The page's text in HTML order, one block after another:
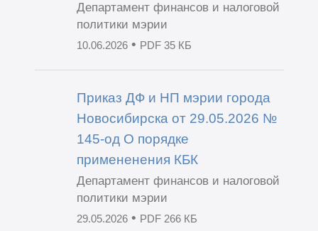
Департамент финансов и налоговой
политики мэрии
10.06.2026• PDF 35 КБ
Приказ ДФ и НП мэрии города
Новосибирска от 29.05.2026 №
145-од О порядке
примененения КБК
Департамент финансов и налоговой
политики мэрии
29.05.2026• PDF 266 КБ